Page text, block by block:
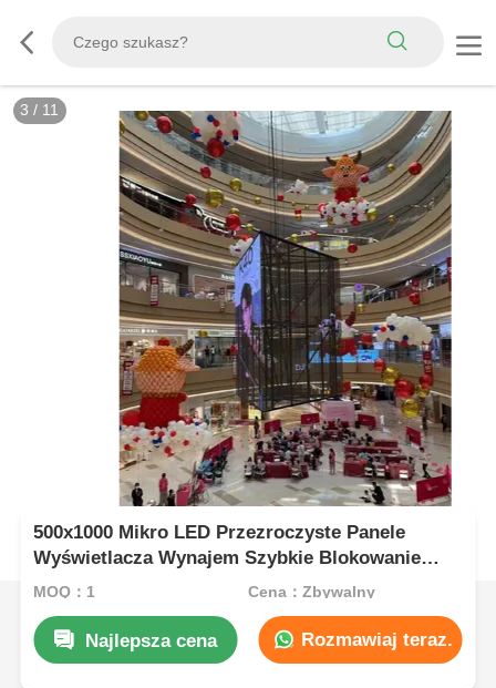
3 / 11
500x1000 Mikro LED Przezroczyste Panele
Wyświetlacza Wynajem Szybkie Blokowanie
Niestandardowe
MOQ：1 Cena：Zbywalny
Najlepsza cena Rozmawiaj teraz.